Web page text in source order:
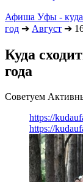
Афиша Уфы - куда
год ➔ Август ➔
Куда
года
Советуем
https://
https://